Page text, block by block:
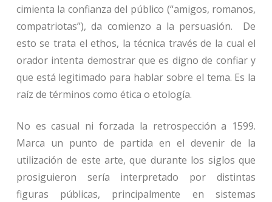
cimienta la confianza del público (“amigos, romanos,
compatriotas”), da comienzo a la persuasión. De
esto se trata el ethos, la técnica través de la cual el
orador intenta demostrar que es digno de confiar y
que está legitimado para hablar sobre el tema. Es la
raíz de términos como ética o etología.
No es casual ni forzada la retrospección a 1599.
Marca un punto de partida en el devenir de la
utilización de este arte, que durante los siglos que
prosiguieron sería interpretado por distintas
figuras públicas, principalmente en sistemas